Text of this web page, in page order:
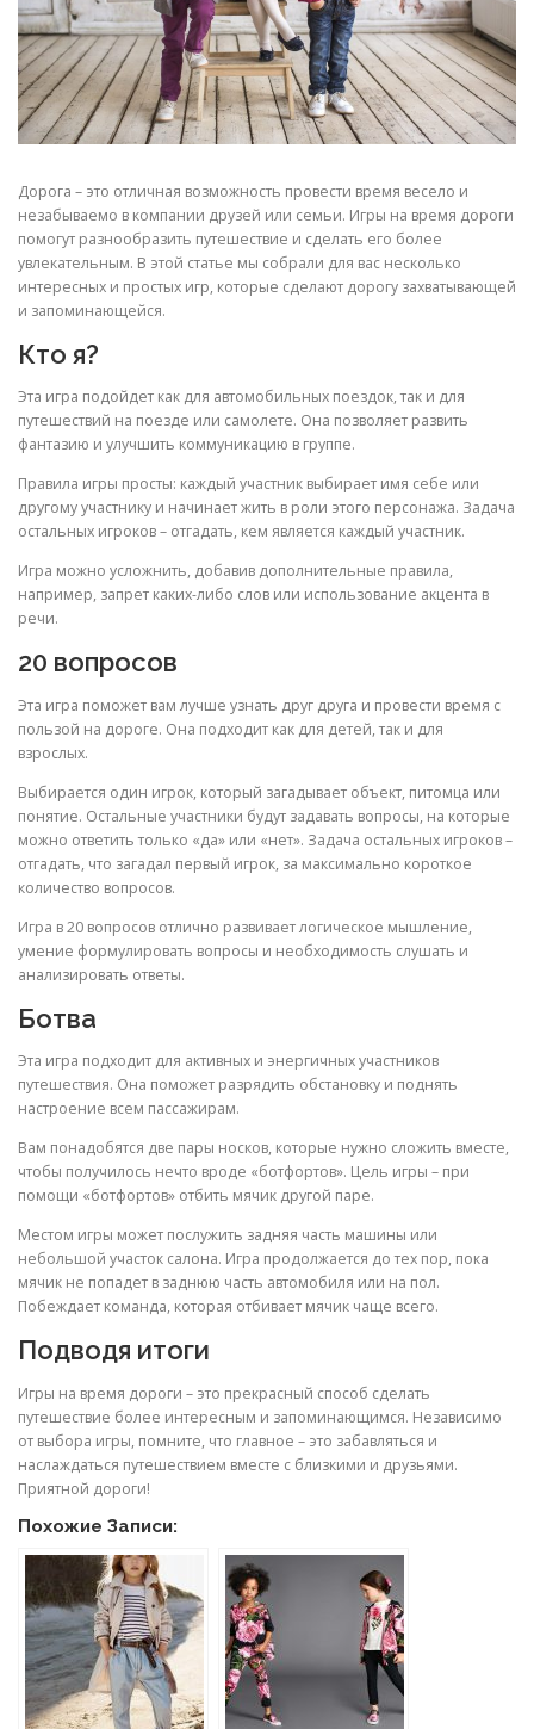
Дорога – это отличная возможность провести время весело и
незабываемо в компании друзей или семьи. Игры на время дороги
помогут разнообразить путешествие и сделать его более
увлекательным. В этой статье мы собрали для вас несколько
интересных и простых игр, которые сделают дорогу захватывающей
и запоминающейся.
Кто я?
Эта игра подойдет как для автомобильных поездок, так и для
путешествий на поезде или самолете. Она позволяет развить
фантазию и улучшить коммуникацию в группе.
Правила игры просты: каждый участник выбирает имя себе или
другому участнику и начинает жить в роли этого персонажа. Задача
остальных игроков – отгадать, кем является каждый участник.
Игра можно усложнить, добавив дополнительные правила,
например, запрет каких-либо слов или использование акцента в
речи.
20 вопросов
Эта игра поможет вам лучше узнать друг друга и провести время с
пользой на дороге. Она подходит как для детей, так и для
взрослых.
Выбирается один игрок, который загадывает объект, питомца или
понятие. Остальные участники будут задавать вопросы, на которые
можно ответить только «да» или «нет». Задача остальных игроков –
отгадать, что загадал первый игрок, за максимально короткое
количество вопросов.
Игра в 20 вопросов отлично развивает логическое мышление,
умение формулировать вопросы и необходимость слушать и
анализировать ответы.
Ботва
Эта игра подходит для активных и энергичных участников
путешествия. Она поможет разрядить обстановку и поднять
настроение всем пассажирам.
Вам понадобятся две пары носков, которые нужно сложить вместе,
чтобы получилось нечто вроде «ботфортов». Цель игры – при
помощи «ботфортов» отбить мячик другой паре.
Местом игры может послужить задняя часть машины или
небольшой участок салона. Игра продолжается до тех пор, пока
мячик не попадет в заднюю часть автомобиля или на пол.
Побеждает команда, которая отбивает мячик чаще всего.
Подводя итоги
Игры на время дороги – это прекрасный способ сделать
путешествие более интересным и запоминающимся. Независимо
от выбора игры, помните, что главное – это забавляться и
наслаждаться путешествием вместе с близкими и друзьями.
Приятной дороги!
Похожие Записи: